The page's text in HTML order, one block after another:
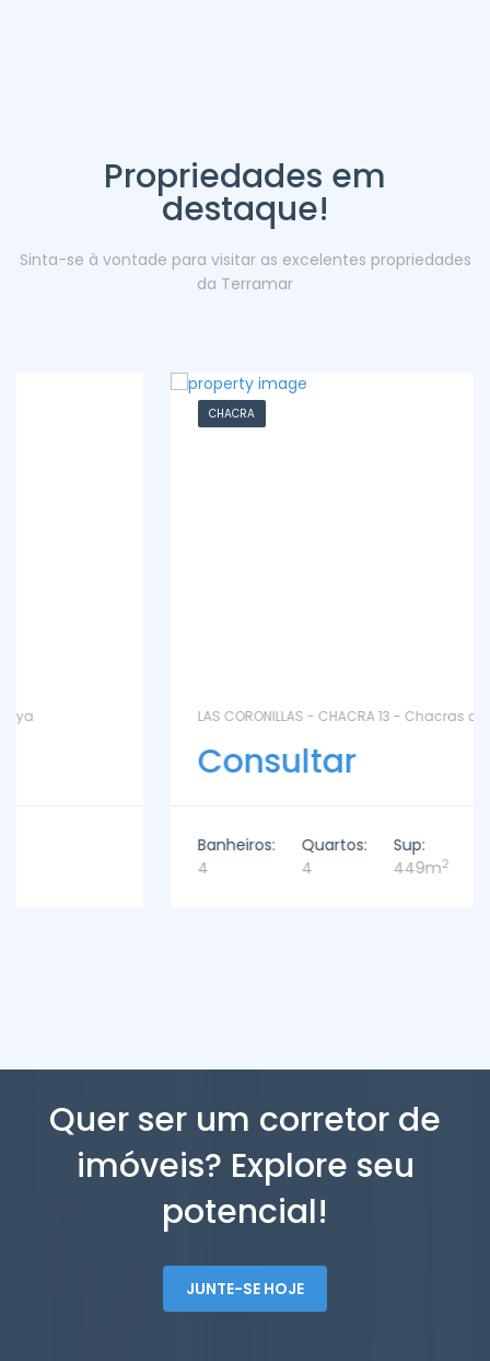
Propriedades em
destaque!
Sinta-se à vontade para visitar as excelentes propriedades
da Terramar
LAS CORONILLAS - CHACRA 13 - Chacras de José Ignacio
Consultar
Quartos:
Sup:
Quer ser um corretor de
imóveis? Explore seu
potencial!
JUNTE-SE HOJE